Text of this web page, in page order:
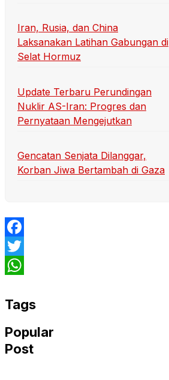
Iran, Rusia, dan China
Laksanakan Latihan Gabungan di
Selat Hormuz
Update Terbaru Perundingan
Nuklir AS-Iran: Progres dan
Pernyataan Mengejutkan
Gencatan Senjata Dilanggar,
Korban Jiwa Bertambah di Gaza
Facebook
Twitter
Tags
Popular
Post